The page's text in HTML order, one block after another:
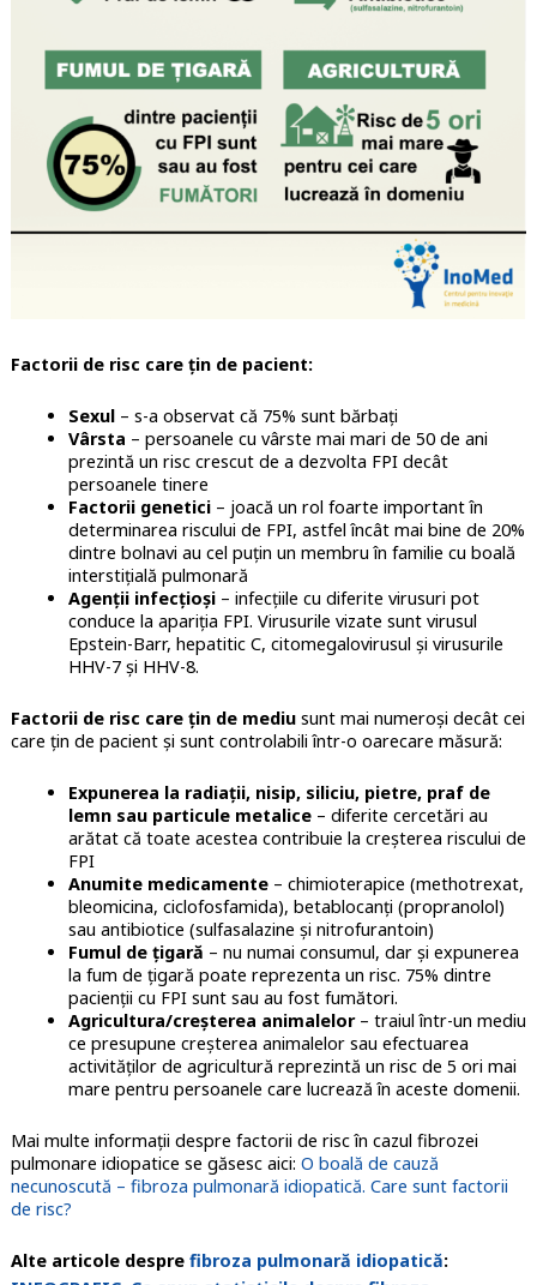
Factorii de risc care țin de pacient:
Sexul– s-a observat că 75% sunt bărbați
Vârsta – persoanele cu vârste mai mari de 50 de ani
prezintă un risc crescut de a dezvolta FPI decât
persoanele tinere
Factorii genetici– joacă un rol foarte important în
determinarea riscului de FPI, astfel încât mai bine de 20%
dintre bolnavi au cel puțin un membru în familie cu boală
interstițială pulmonară
Agenții infecțioși– infecțiile cu diferite virusuri pot
conduce la apariția FPI. Virusurile vizate sunt virusul
Epstein-Barr, hepatitic C, citomegalovirusul și virusurile
HHV-7 și HHV-8.
Factorii de risc care țin de mediusunt mai numeroși decât cei
care țin de pacient și sunt controlabili într-o oarecare măsură:
Expunerea la radiații, nisip, siliciu, pietre, praf de
lemn sau particule metalice– diferite cercetări au
arătat că toate acestea contribuie la creșterea riscului de
FPI
Anumite medicamente– chimioterapice (methotrexat,
bleomicina, ciclofosfamida), betablocanți (propranolol)
sau antibiotice (sulfasalazine și nitrofurantoin)
Fumul de țigară – nu numai consumul, dar și expunerea
la fum de țigară poate reprezenta un risc. 75% dintre
pacienții cu FPI sunt sau au fost fumători.
Agricultura/creșterea animalelor– traiul într-un mediu
ce presupune creșterea animalelor sau efectuarea
activităților de agricultură reprezintă un risc de 5 ori mai
mare pentru persoanele care lucrează în aceste domenii.
Mai multe informații despre factorii de risc în cazul fibrozei
pulmonare idiopatice se găsesc aici: O boală de cauză
necunoscută – fibroza pulmonară idiopatică. Care sunt factorii
de risc?
Alte articole despre fibroza pulmonară idiopatică: